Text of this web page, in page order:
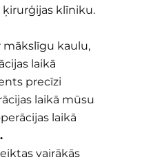
ķirurģijas klīniku.
mākslīgu kaulu,
laikā
precīzi
laikā mūsu
laikā
vairākās